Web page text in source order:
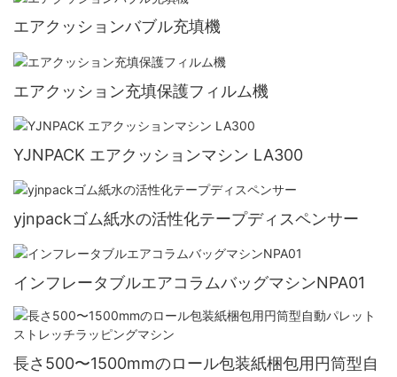
エアクッションバブル充填機
エアクッション充填保護フィルム機
YJNPACK エアクッションマシン LA300
yjnpackゴム紙水の活性化テープディスペンサー
インフレータブルエアコラムバッグマシンNPA01
長さ500〜1500mmのロール包装紙梱包用円筒型自